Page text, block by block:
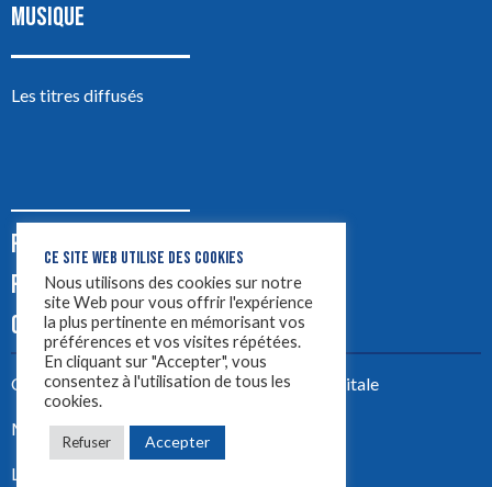
MUSIQUE
Les titres diffusés
PODCASTS
PUB
CONTACT
Créez votre site avecYellowtie – Agence Digitale
Mentions légales
LYON 1ère 2023 ©
CE SITE WEB UTILISE DES COOKIES
Nous utilisons des cookies sur notre
site Web pour vous offrir l'expérience
la plus pertinente en mémorisant vos
préférences et vos visites répétées.
En cliquant sur "Accepter", vous
consentez à l'utilisation de tous les
cookies.
Refuser Accepter